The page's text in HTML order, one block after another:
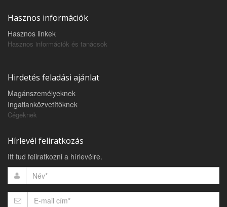
Hasznos információk
Hasznos linkek
Hasznos információk és tanácsok
Hirdetés feladási ajánlat
Magánszemélyeknek
Ingatlanközvetítőknek
Cégeknek
Hírlevél feliratkozás
Itt tud feliratkozni a hírlevélre.